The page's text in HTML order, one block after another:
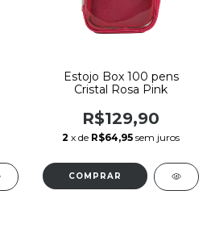
Estojo Box 100 pens
Cristal Rosa Pink
R$129,90
2 x de R$64,95 sem juros